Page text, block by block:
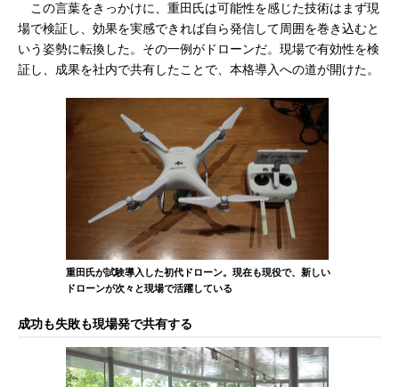
この言葉をきっかけに、重田氏は可能性を感じた技術はまず現
場で検証し、効果を実感できれば自ら発信して周囲を巻き込むと
いう姿勢に転換した。その一例がドローンだ。現場で有効性を検
証し、成果を社内で共有したことで、本格導入への道が開けた。
重田氏が試験導入した初代ドローン。現在も現役で、新しい
ドローンが次々と現場で活躍している
成功も失敗も現場発で共有する